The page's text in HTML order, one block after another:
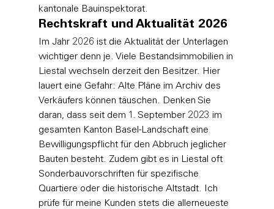
kantonale Bauinspektorat.
Rechtskraft und Aktualität 2026
Im Jahr 2026 ist die Aktualität der Unterlagen
wichtiger denn je. Viele Bestandsimmobilien in
Liestal wechseln derzeit den Besitzer. Hier
lauert eine Gefahr: Alte Pläne im Archiv des
Verkäufers können täuschen. Denken Sie
daran, dass seit dem 1. September 2023 im
gesamten Kanton Basel-Landschaft eine
Bewilligungspflicht für den Abbruch jeglicher
Bauten besteht. Zudem gibt es in Liestal oft
Sonderbauvorschriften für spezifische
Quartiere oder die historische Altstadt. Ich
prüfe für meine Kunden stets die allerneueste